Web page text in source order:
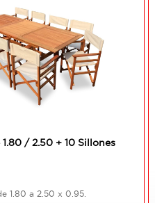
/ 2.50 + 10 Sillones
1.80 a 2.50 x 0.95.